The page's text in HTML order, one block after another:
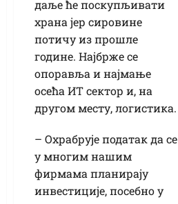
даље ће поскупљивати
храна јер сировине
потичу из прошле
године. Најбрже се
опоравља и најмање
осећа ИТ сектор и, на
другом месту, логистика.
– Охрабрује податак да се
у многим нашим
фирмама планирају
инвестиције, посебно у